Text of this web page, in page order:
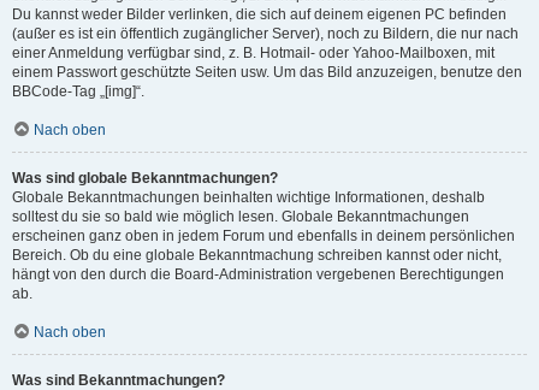
Du kannst weder Bilder verlinken, die sich auf deinem eigenen PC befinden
(außer es ist ein öffentlich zugänglicher Server), noch zu Bildern, die nur nach
einer Anmeldung verfügbar sind, z. B. Hotmail- oder Yahoo-Mailboxen, mit
einem Passwort geschützte Seiten usw. Um das Bild anzuzeigen, benutze den
BBCode-Tag „[img]“.
Nach oben
Was sind globale Bekanntmachungen?
Globale Bekanntmachungen beinhalten wichtige Informationen, deshalb
solltest du sie so bald wie möglich lesen. Globale Bekanntmachungen
erscheinen ganz oben in jedem Forum und ebenfalls in deinem persönlichen
Bereich. Ob du eine globale Bekanntmachung schreiben kannst oder nicht,
hängt von den durch die Board-Administration vergebenen Berechtigungen
ab.
Nach oben
Was sind Bekanntmachungen?